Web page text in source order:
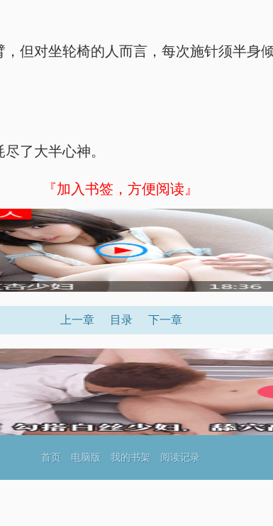
但对坐轮椅的人而言，每次施针须半身
了大半心神。
『加入书签，方便阅读』
上一章 目录 下一章
首页 电脑版 我的书架 阅读记录